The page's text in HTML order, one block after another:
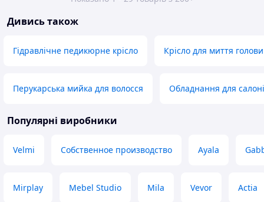
Дивись також
Гідравлічне педикюрне крісло Крісло для миття голови
Перукарська мийка для волосся Обладнання для
Популярні виробники
Velmi Собственное производство Ayala
Mirplay Mebel Studio Mila Vevor Actia